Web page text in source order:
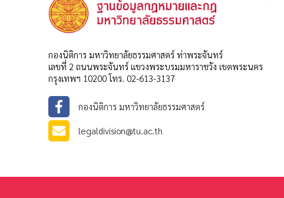
กองนิติการ มหาวิทยาลัยธรรมศาสตร์ ท่าพระจันทร์
เลขที่ 2 ถนนพระจันทร์ แขวงพระบรมมหาราชวัง เขตพระนคร
กรุงเทพฯ 10200 โทร. 02-613-3137
กองนิติการ มหาวิทยาลัยธรรมศาสตร์
legaldivision@tu.ac.th